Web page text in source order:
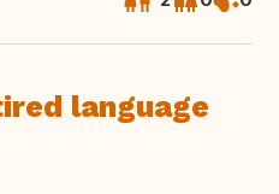
language